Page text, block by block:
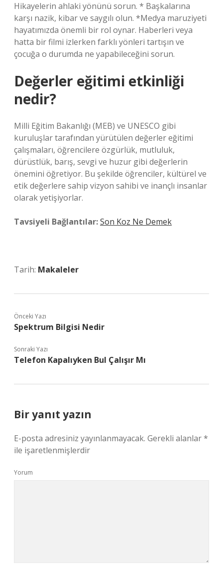
Hikayelerin ahlaki yönünü sorun. * Başkalarına
karşı nazik, kibar ve saygılı olun. *Medya maruziyeti
hayatımızda önemli bir rol oynar. Haberleri veya
hatta bir filmi izlerken farklı yönleri tartışın ve
çocuğa o durumda ne yapabileceğini sorun.
Değerler eğitimi etkinliği
nedir?
Milli Eğitim Bakanlığı (MEB) ve UNESCO gibi
kuruluşlar tarafından yürütülen değerler eğitimi
çalışmaları, öğrencilere özgürlük, mutluluk,
dürüstlük, barış, sevgi ve huzur gibi değerlerin
önemini öğretiyor. Bu şekilde öğrenciler, kültürel ve
etik değerlere sahip vizyon sahibi ve inançlı insanlar
olarak yetişiyorlar.
Tavsiyeli Bağlantılar:Son Koz Ne Demek
Tarih: Makaleler
Önceki Yazı
Spektrum Bilgisi Nedir
Sonraki Yazı
Telefon Kapalıyken Bul Çalışır Mı
Bir yanıt yazın
E-posta adresiniz yayınlanmayacak. Gerekli alanlar*
ile işaretlenmişlerdir
Yorum